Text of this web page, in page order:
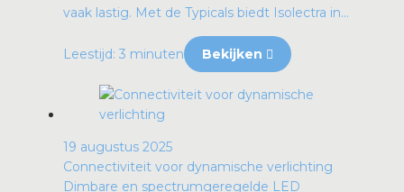
vaak lastig. Met de Typicals biedt Isolectra in...
Leestijd: 3 minuten Bekijken
19 augustus 2025
Connectiviteit voor dynamische verlichting
Dimbare en spectrumgeregelde LED